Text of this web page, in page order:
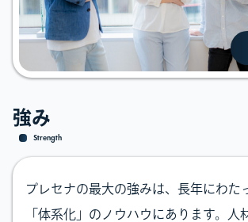
強み
Strength
プレセナの最大の強みは、長年にわた
「体系化」のノウハウにあります。人